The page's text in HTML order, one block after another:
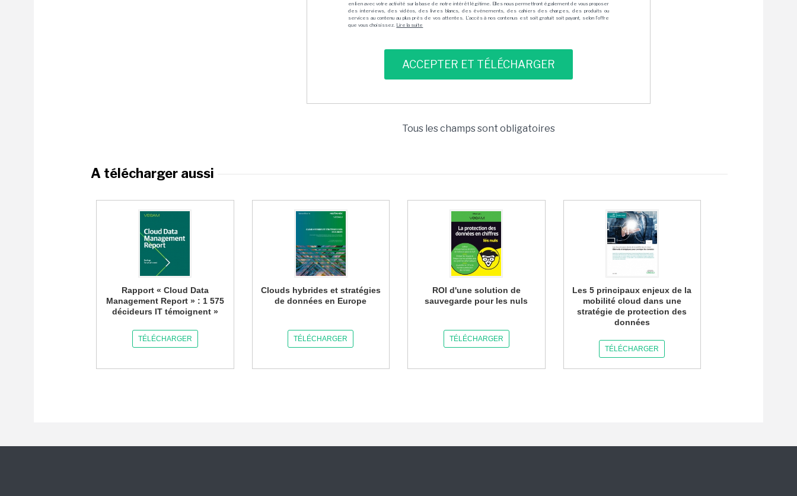
en lien avec votre activité sur la base de notre intérêt légitime. Elles nous permettront également de vous proposer
des interviews, des vidéos, des livres blancs, des événements, des cahiers des charges, des produits ou
services au contenu au plus près de vos attentes. L'accès à nos contenus est soit gratuit soit payant, selon l'offre
que vous choisissez. Lire la suite
Tous les champs sont obligatoires
A télécharger aussi
Rapport « Cloud Data
Management Report » : 1 575
décideurs IT témoignent »
TÉLÉCHARGER
Clouds hybrides et stratégies
de données en Europe
TÉLÉCHARGER
ROI d'une solution de
sauvegarde pour les nuls
TÉLÉCHARGER
Les 5 principaux enjeux de la
mobilité cloud dans une
stratégie de protection des
données
TÉLÉCHARGER